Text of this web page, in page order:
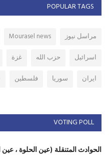
POPULAR TAGS
مراسل نيوز Mourasel news
اسرائيل
حزب الله غزة
ايران
سوريا فلسطين
VOTING POLL
الحوادث المتنقلة (عين الحلوة ،